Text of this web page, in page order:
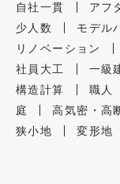
自社一貫
アフ
少人数
モデル
リノベーション
社員大工
一級
構造計算
職人
庭
高気密・高
狭小地
変形地